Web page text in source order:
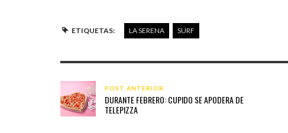
ETIQUETAS: LA SERENA SURF
POST ANTERIOR
DURANTE FEBRERO: CUPIDO SE APODERA DE
TELEPIZZA